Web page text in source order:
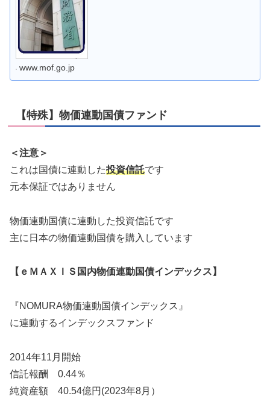
www.mof.go.jp
【特殊】物価連動国債ファンド
＜注意＞
これは国債に連動した投資信託です
元本保証ではありません
物価連動国債に連動した投資信託です
主に日本の物価連動国債を購入しています
【ｅＭＡＸＩＳ国内物価連動国債インデックス】
『NOMURA物価連動国債インデックス』
に連動するインデックスファンド
2014年11月開始
信託報酬 0.44％
純資産額 40.54億円(2023年8月）